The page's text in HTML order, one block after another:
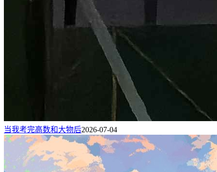
当我考完高数和大物后2026-07-04